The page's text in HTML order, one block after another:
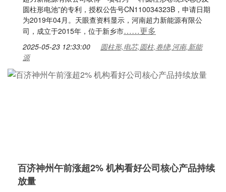
圆柱形电池”的专利，授权公告号CN110034323B，申请日期
为2019年04月。天眼查资料显示，河南超力新能源有限公
司，成立于2015年，位于新乡市……更多
2025-05-23 12:33:00
圆柱形,电芯,圆柱,卷绕,河南,新能
源
百济神州午前涨超2% 机构看好公司核心产品持续
放量